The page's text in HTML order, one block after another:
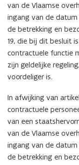
van de Vlaamse
ingang van de
de betrekking en
19, die bij dit besluit
contractuele functie
zijn geldelijke
voordeliger is.
In afwijking van
contractuele
van een
van de Vlaamse
ingang van de
de betrekking en